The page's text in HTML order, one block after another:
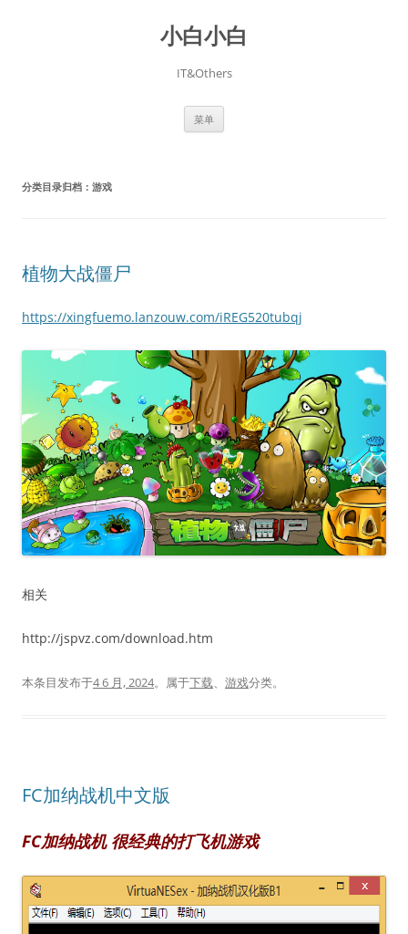
小白小白
IT&Others
菜单
分类目录归档： 游戏
植物大战僵尸
https://xingfuemo.lanzouw.com/iREG520tubqj
相关
http://jspvz.com/download.htm
本条目发布于4 6 月, 2024。属于下载、 游戏分类。
FC加纳战机中文版
FC加纳战机 很经典的打飞机游戏